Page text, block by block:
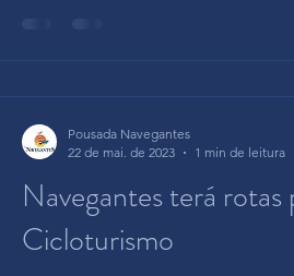
Navegantes terá rotas
Cicloturismo
Pousada Navegantes
22 de mai. de 2023
1 min de leitura